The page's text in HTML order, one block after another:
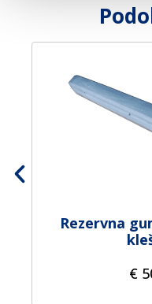
Rezervna
€